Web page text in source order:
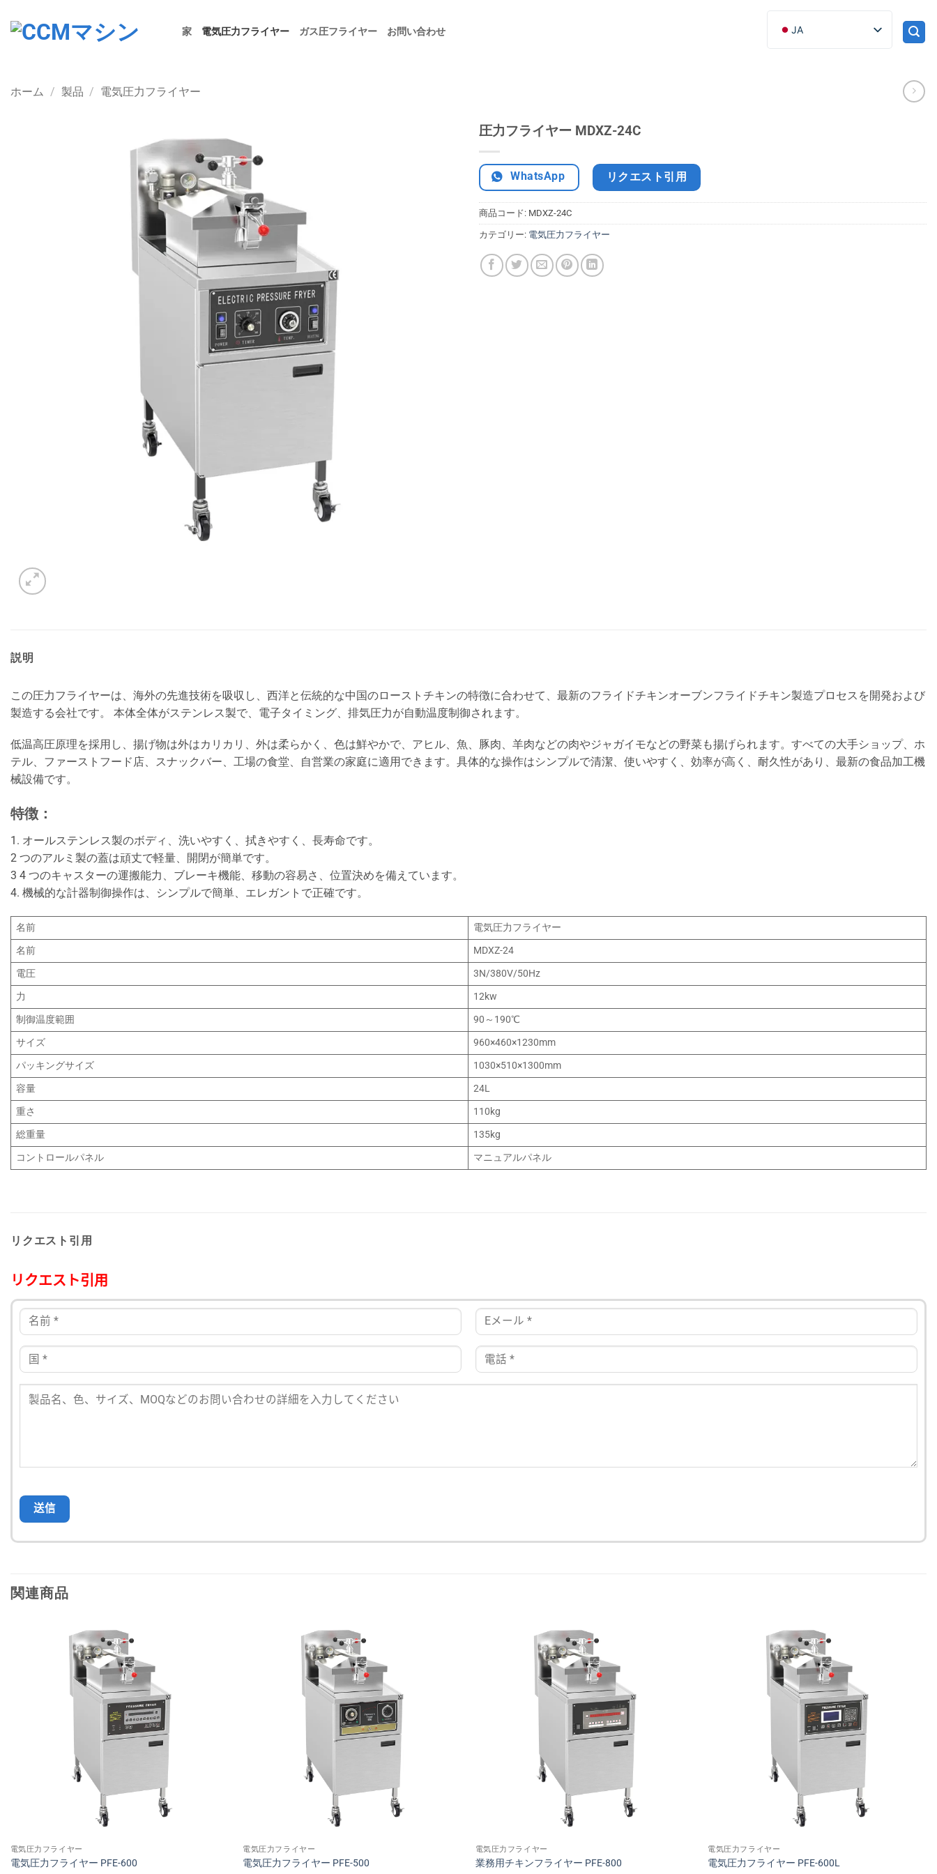
content
家 電気圧力フライヤー ガス圧フライヤー お問い合わせ JA
ホーム / 製品 / 電気圧力フライヤー
圧力フライヤー MDXZ-24C
WhatsApp リクエスト引用
商品コード: MDXZ-24C
カテゴリー: 電気圧力フライヤー
説明
この圧力フライヤーは、海外の先進技術を吸収し、西洋と伝統的な中国のローストチキンの特徴に合わせて、最新のフライドチキンオーブンフライドチキン製造プロセスを開発および
製造する会社です。 本体全体がステンレス製で、電子タイミング、排気圧力が自動温度制御されます。
低温高圧原理を採用し、揚げ物は外はカリカリ、外は柔らかく、色は鮮やかで、アヒル、魚、豚肉、羊肉などの肉やジャガイモなどの野菜も揚げられます。すべての大手ショップ、ホ
テル、ファーストフード店、スナックバー、工場の食堂、自営業の家庭に適用できます。具体的な操作はシンプルで清潔、使いやすく、効率が高く、耐久性があり、最新の食品加工機
械設備です。
特徴：
1. オールステンレス製のボディ、洗いやすく、拭きやすく、長寿命です。
2 つのアルミ製の蓋は頑丈で軽量、開閉が簡単です。
3 4 つのキャスターの運搬能力、ブレーキ機能、移動の容易さ、位置決めを備えています。
4. 機械的な計器制御操作は、シンプルで簡単、エレガントで正確です。
名前
電気圧力フライヤー
名前
MDXZ-24
電圧
3N/380V/50Hz
力
12kw
制御温度範囲
90～190℃
サイズ
960×460×1230mm
パッキングサイズ
1030×510×1300mm
容量
24L
重さ
110kg
総重量
135kg
コントロールパネル
マニュアルパネル
リクエスト引用
リクエスト引用
関連商品
電気圧力フライヤー
電気圧力フライヤー PFE-600
電気圧力フライヤー
電気圧力フライヤー PFE-500
電気圧力フライヤー
業務用チキンフライヤー PFE-800
電気圧力フライヤー
電気圧力フライヤー PFE-600L